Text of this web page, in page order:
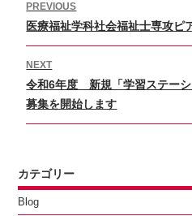
稿
ナ
ビ
ゲ
シ
ョ
ン
PREVIOUS
Previous
post:
医療福祉学科社会福祉士専攻
NEXT
Next
post:
令和6年度 新規「学習ステー
募集を開始します
カテゴリー
Blog